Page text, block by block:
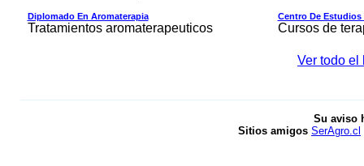
Diplomado En Aromaterapia
Tratamientos aromaterapeuticos
Centro De Estudios
Cursos de
Ver todo el
Su aviso
Sitios amigos SerAgro.cl